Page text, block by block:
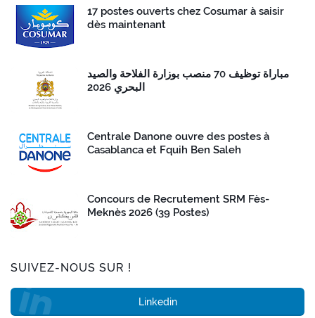
17 postes ouverts chez Cosumar à saisir
dès maintenant
مباراة توظيف 70 منصب بوزارة الفلاحة والصيد
البحري 2026
Centrale Danone ouvre des postes à
Casablanca et Fquih Ben Saleh
Concours de Recrutement SRM Fès-
Meknès 2026 (39 Postes)
SUIVEZ-NOUS SUR !
Linkedin